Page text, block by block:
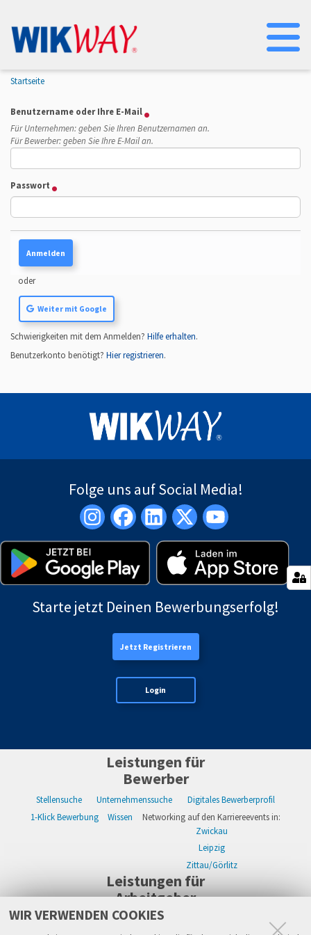
WIR VERWENDEN COOKIES
Startseite
Benutzername oder Ihre E-Mail
Für Unternehmen: geben Sie Ihren Benutzernamen an.
Für Bewerber: geben Sie Ihre E-Mail an.
Passwort
oder
Weiter mit Google
Schwierigkeiten mit dem Anmelden? Hilfe erhalten.
Benutzerkonto benötigt? Hier registrieren.
Folge uns auf Social Media!
Starte jetzt Deinen Bewerbungserfolg!
Jetzt Registrieren
Login
Leistungen für
Bewerber
Stellensuche Unternehmenssuche
Digitales Bewerberprofil
1-Klick Bewerbung
Wissen
Networking auf den Karriereevents in:
Zwickau
Leipzig
Zittau/Görlitz
Leistungen für
Arbeitgeber
WIKWAY Online-Recruiting Kostenloses Firmenprofil